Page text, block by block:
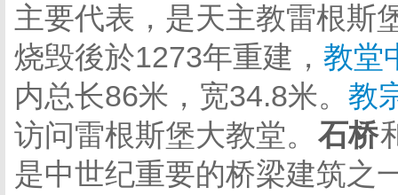
主要代表，是天主教雷根斯
烧毁後於1273年重建， 教堂
内总长86米，宽34.8米。 教
访问雷根斯堡大教堂。 石桥
是中世纪重要的桥梁建筑之